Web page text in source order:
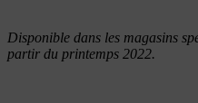
Disponible dans les magasins
partir du printemps 2022.